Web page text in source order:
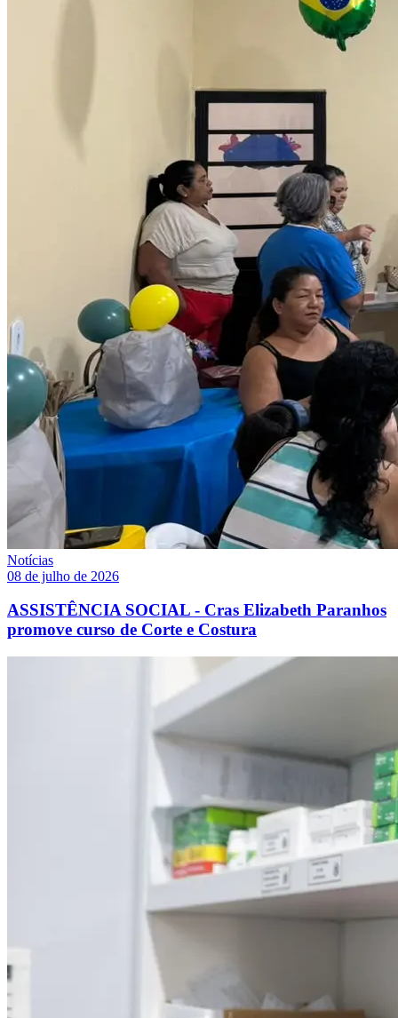
Notícias
08 de julho de 2026
ASSISTÊNCIA SOCIAL - Cras Elizabeth Paranhos
promove curso de Corte e Costura